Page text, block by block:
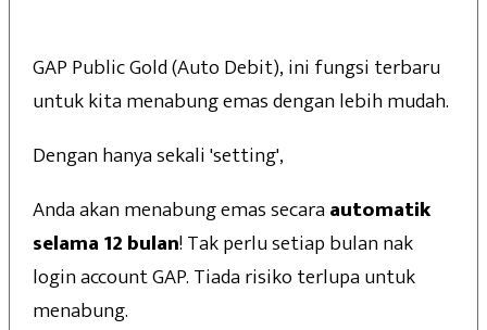
GAP Public Gold (Auto Debit), ini fungsi terbaru
untuk kita menabung emas dengan lebih mudah.
Dengan hanya sekali 'setting',
Anda akan menabung emas secaraautomatik
selama 12 bulan! Tak perlu setiap bulan nak
login account GAP. Tiada risiko terlupa untuk
menabung.